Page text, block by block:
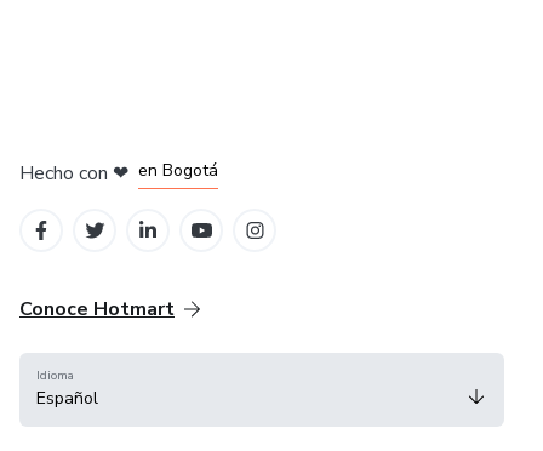
Hecho con ❤ en Bogotá
Conoce Hotmart
Idioma
Español